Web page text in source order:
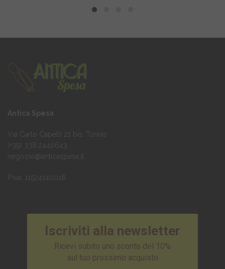
Antica Spesa
Via Carlo Capelli 21 bis, Torino
(+39) 338.2440643
negozio@anticaspesa.it
P.iva: 11524140016
Iscriviti alla newsletter
Ricevi subito uno sconto del 10%
sul tuo prossimo acquisto